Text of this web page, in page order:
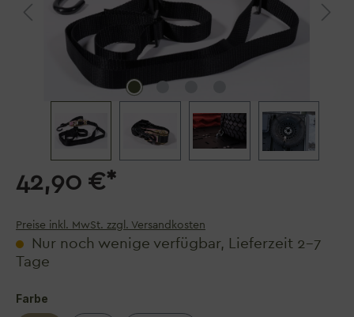
42,90 €*
Preise inkl. MwSt. zzgl. Versandkosten
Nur noch wenige verfügbar, Lieferzeit 2–7
Tage
Farbe